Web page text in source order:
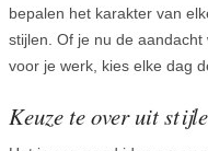
bepalen het karakter van
stijlen. Of je nu de
voor je werk, kies elke dag
Keuze te over uit